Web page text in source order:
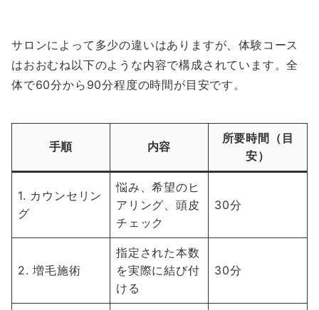
サロンによって多少の違いはありますが、体験コース
はおおむね以下のような内容で構成されています。全
体で60分から90分程度の時間が目安です。
手順 内容
所要時間（目
安）
1. カウンセリン
グ
悩み、希望のヒ
アリング、頭皮
チェック
30分
2. 増毛施術
指定された本数
を実際に結び付
ける
30分